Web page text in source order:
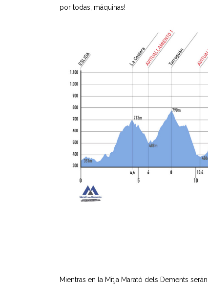
por todas, máquinas!
Mientras en la Mitja Marató dels Dements serán